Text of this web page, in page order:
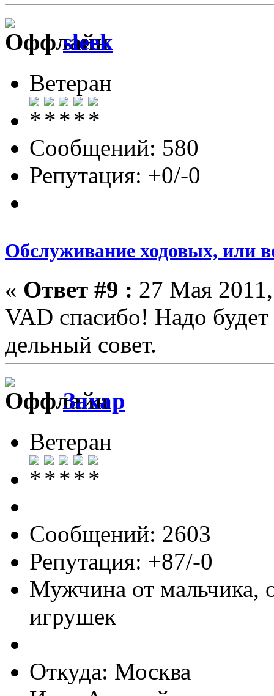
sleek
Ветеран
Сообщений: 580
Репутация: +0/-0
Обслуживание ходовых, или
« Ответ #9 : 27 Мая
VAD спасибо! Надо
дельный совет.
Захар
Ветеран
Сообщений: 2603
Репутация: +87/-0
Мужчина от мальчика,
игрушек
Откуда: Москва